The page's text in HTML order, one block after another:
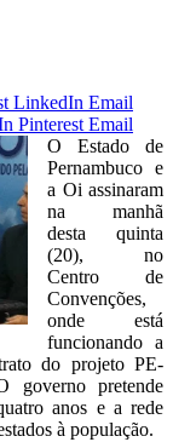
LinkedIn Email
Pinterest Email
O Estado de
Pernambuco e
a Oi assinaram
na manhã
desta quinta
(20), no
Centro de
Convenções,
onde está
funcionando a
do projeto PE-
governo pretende
anos e a rede
à população.